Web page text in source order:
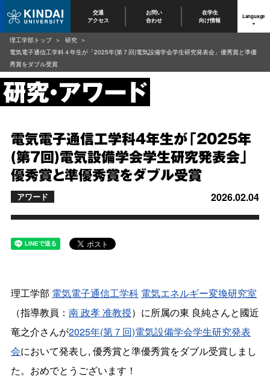
交通
アクセス
お問い
合わせ
在学生
向け情報
Language
電気電子通信工学科４年生が「2025年
(第７回)電気設備学会学生研究発表会」
優秀賞と準優秀賞をダブル受賞
2026.02.04
アワード
理工学部 電気電子通信工学科 電気エネルギー変換研究室
（指導教員： 南 政孝 准教授）に所属の東 良純さんと國近
竜之介さんが2025年(第７回)電気設備学会学生研究発表
会において発表し, 優秀賞と準優秀賞をダブル受賞しまし
た。おめでとうございます！
理工学部トップ
研究
電気電子通信工学科４年生が「2025年(第７回)電気設備学会学生研究発表会」優秀賞と準優
秀賞をダブル受賞